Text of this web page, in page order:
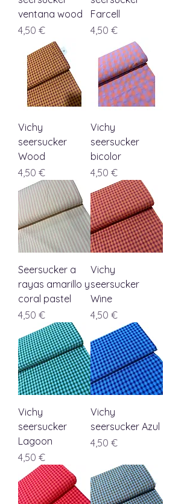
ventana wood
Precio
4,50 €
Farcell
Precio
4,50 €
Vichy
seersucker
Wood
Precio
4,50 €
Vichy
seersucker
bicolor
Precio
4,50 €
Seersucker a
rayas amarillo y
coral pastel
Precio
4,50 €
Vichy
seersucker
Wine
Precio
4,50 €
Vichy
seersucker
Lagoon
Precio
4,50 €
Vichy
seersucker Azul
Precio
4,50 €